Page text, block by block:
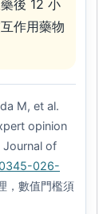
後 12 小
作用藥物
M, et al.
opinion
Journal of
026-
，數值門檻須